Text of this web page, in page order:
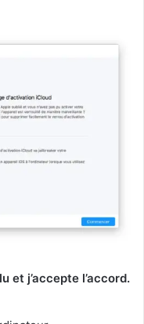
lu et j’accepte l’accord.